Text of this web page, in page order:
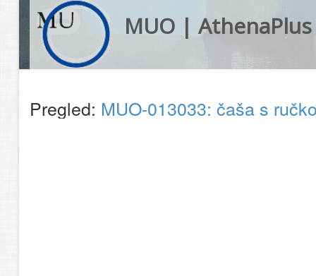
MUO | AthenaPlus
Pregled: MUO-013033: čaša s